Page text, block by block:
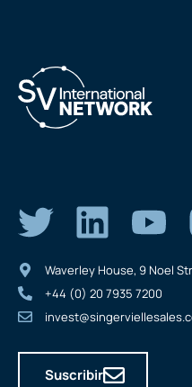
Waverley House, 9 Noel
+44 (0) 20 7935 7200
Suscribir